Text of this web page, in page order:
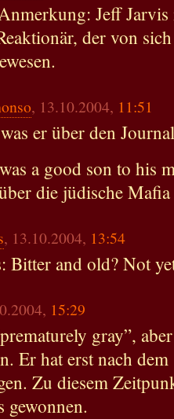
Jeff
der von
, 13.10.2004, 11:51
er über den
a good son to his
die jüdische
, 13.10.2004, 13:54
Bitter and old? Not
15:29
gray”,
Er hat erst nach
Zu diesem
gewonnen.